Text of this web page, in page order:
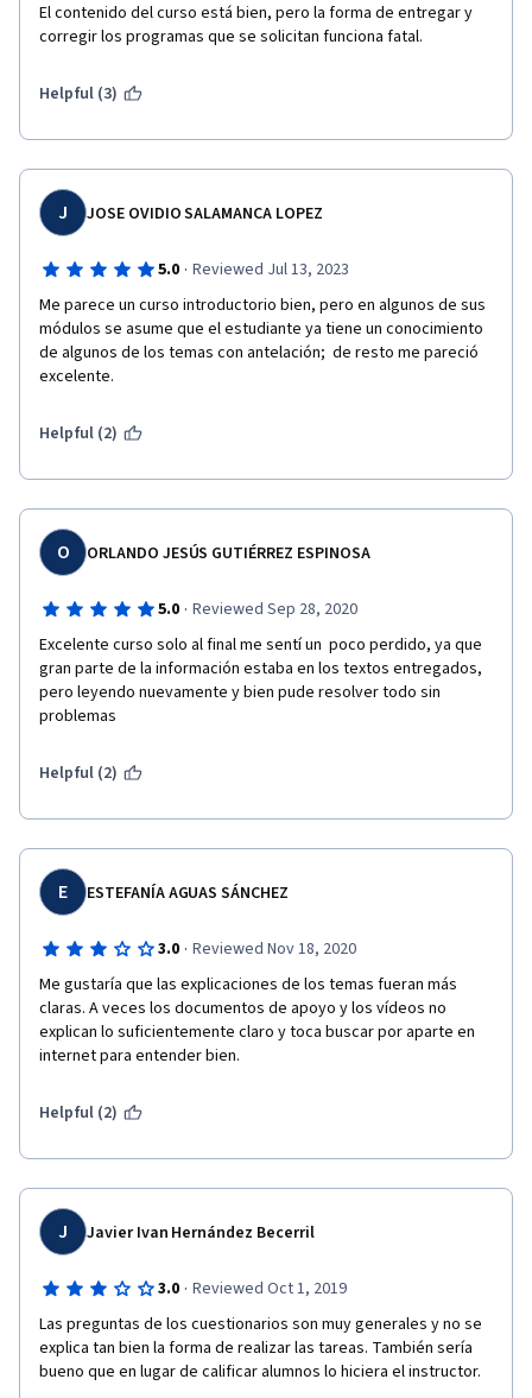
El contenido del curso está bien, pero la forma de entregar y
corregir los programas que se solicitan funciona fatal.
Helpful (3)
J JOSE OVIDIO SALAMANCA LOPEZ
5.0 · Reviewed Jul 13, 2023
Me parece un curso introductorio bien, pero en algunos de sus
módulos se asume que el estudiante ya tiene un conocimiento
de algunos de los temas con antelación;  de resto me pareció
excelente.
Helpful (2)
O ORLANDO JESÚS GUTIÉRREZ ESPINOSA
5.0 · Reviewed Sep 28, 2020
Excelente curso solo al final me sentí un  poco perdido, ya que
gran parte de la información estaba en los textos entregados,
pero leyendo nuevamente y bien pude resolver todo sin
problemas
Helpful (2)
E ESTEFANÍA AGUAS SÁNCHEZ
3.0 · Reviewed Nov 18, 2020
Me gustaría que las explicaciones de los temas fueran más
claras. A veces los documentos de apoyo y los vídeos no
explican lo suficientemente claro y toca buscar por aparte en
internet para entender bien.
Helpful (2)
J Javier Ivan Hernández Becerril
3.0 · Reviewed Oct 1, 2019
Las preguntas de los cuestionarios son muy generales y no se
explica tan bien la forma de realizar las tareas. También sería
bueno que en lugar de calificar alumnos lo hiciera el instructor.